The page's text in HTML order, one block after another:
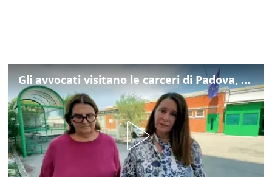
Gli avvocati visitano le carceri di Padova, ecco cosa hanno trovato